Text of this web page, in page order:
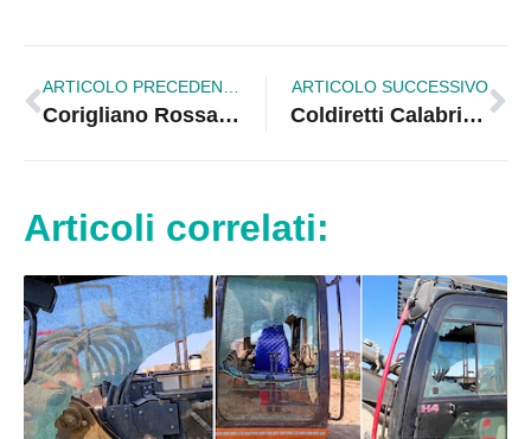
Corigliano Rossano, amministrative: tensioni nel centrodestra | VIDEO
ARTICOLO SUCCESSIVO
Coldiretti Calabria “Basta cinghiali” di martedì 18 giugni a Cosenza. Molinaro (Lega): aderisco e sarò in piazza alla manifestazione
Articoli correlati: